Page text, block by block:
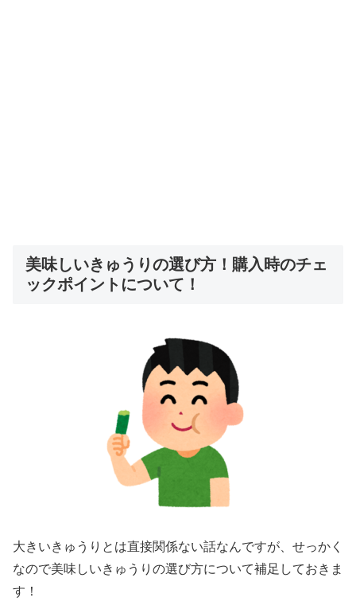
美味しいきゅうりの選び方！購入時のチェ
ックポイントについて！
大きいきゅうりとは直接関係ない話なんですが、せっかく
なので美味しいきゅうりの選び方について補足しておきま
す！